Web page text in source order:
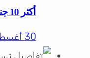
أكثر 10 جنسيات تواجداً في قطر 2025
30 أغسطس، 2025